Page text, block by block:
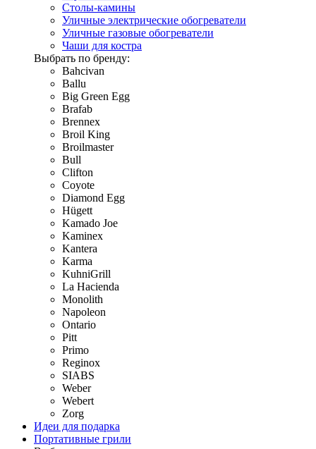
Столы-камины
Уличные электрические обогреватели
Уличные газовые обогреватели
Чаши для костра
Выбрать по бренду:
Bahcivan
Ballu
Big Green Egg
Brafab
Brennex
Broil King
Broilmaster
Bull
Clifton
Coyote
Diamond Egg
Hügett
Kamado Joe
Kaminex
Kantera
Karma
KuhniGrill
La Hacienda
Monolith
Napoleon
Ontario
Pitt
Primo
Reginox
SIABS
Weber
Webert
Zorg
Идеи для подарка
Портативные грили